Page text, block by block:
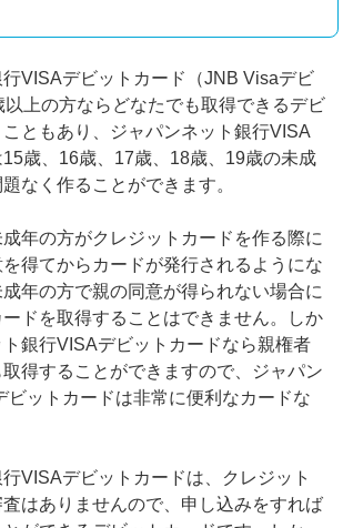
VISAデビットカード（JNB Visaデビ
以上の方ならどなたでも取得できるデビ
ともあり、ジャパンネット銀行VISA
歳、16歳、17歳、18歳、19歳の未成
なく作ることができます。
年の方がクレジットカードを作る際に
得てからカードが発行されるようにな
年の方で親の同意が得られない場合に
ドを取得することはできません。しか
銀行VISAデビットカードなら親権者
得することができますので、ジャパン
ビットカードは非常に便利なカードな
VISAデビットカードは、クレジット
はありませんので、申し込みをすれば